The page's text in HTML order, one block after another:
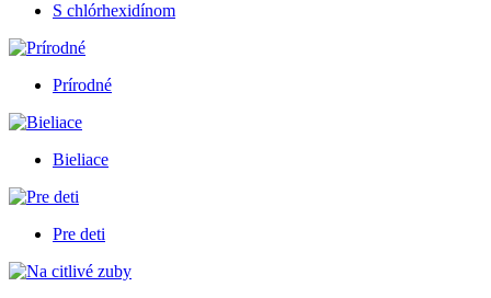
S chlórhexidínom
Prírodné
Bieliace
Pre deti